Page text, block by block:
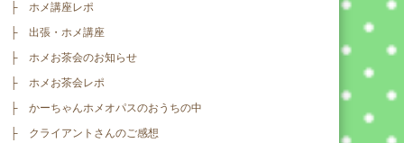
ホメ講座レポ
出張・ホメ講座
ホメお茶会のお知らせ
ホメお茶会レポ
かーちゃんホメオパスのおうちの中
クライアントさんのご感想